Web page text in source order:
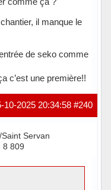
il manque le
de seko comme
c’est une première!!
#240
10-2025 20:34:58
Servan
8 809